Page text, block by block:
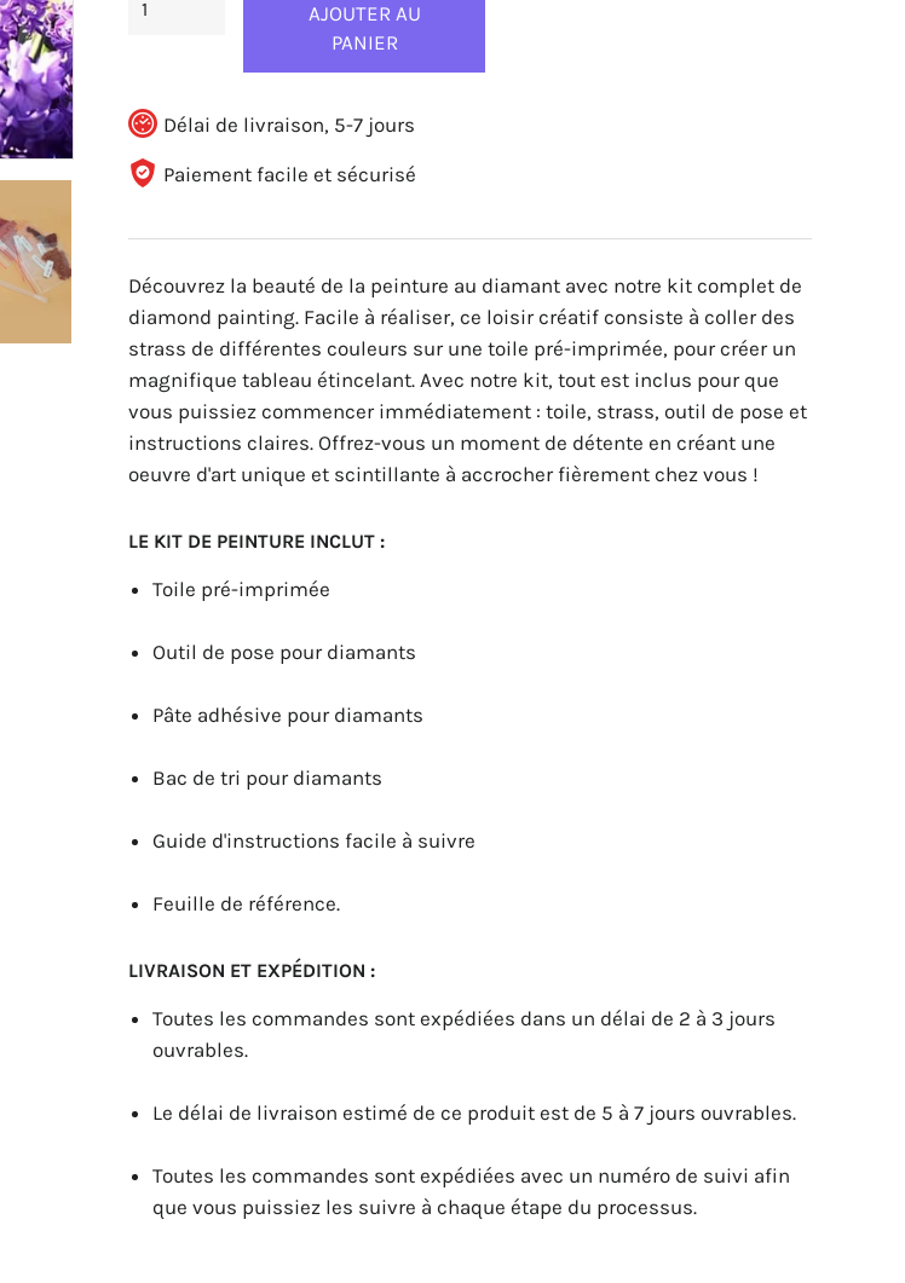
AJOUTER AU
PANIER
Délai de livraison, 5-7 jours
Paiement facile et sécurisé
Découvrez la beauté de la peinture au diamant avec notre kit complet de
diamond painting. Facile à réaliser, ce loisir créatif consiste à coller des
strass de différentes couleurs sur une toile pré-imprimée, pour créer un
magnifique tableau étincelant. Avec notre kit, tout est inclus pour que
vous puissiez commencer immédiatement : toile, strass, outil de pose et
instructions claires. Offrez-vous un moment de détente en créant une
oeuvre d'art unique et scintillante à accrocher fièrement chez vous !
LE KIT DE PEINTURE INCLUT :
Toile pré-imprimée
Outil de pose pour diamants
Pâte adhésive pour diamants
Bac de tri pour diamants
Guide d'instructions facile à suivre
Feuille de référence.
LIVRAISON ET EXPÉDITION :
Toutes les commandes sont expédiées dans un délai de 2 à 3 jours
ouvrables.
Le délai de livraison estimé de ce produit est de 5 à 7 jours ouvrables.
Toutes les commandes sont expédiées avec un numéro de suivi afin
que vous puissiez les suivre à chaque étape du processus.